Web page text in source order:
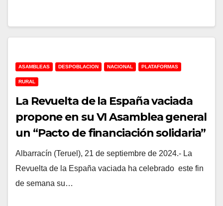
ASAMBLEAS DESPOBLACION NACIONAL PLATAFORMAS
RURAL
La Revuelta de la España vaciada
propone en su VI Asamblea general
un “Pacto de financiación solidaria”
para equilibrar el desarrollo en todo
el país
Albarracín (Teruel), 21 de septiembre de 2024.- La
Revuelta de la España vaciada ha celebrado este fin
de semana su…